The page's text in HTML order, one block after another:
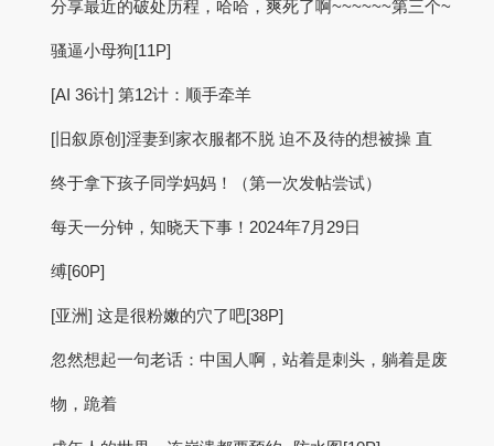
分享最近的破处历程，哈哈，爽死了啊~~~~~~第三个~
骚逼小母狗[11P]
[AI 36计] 第12计：顺手牵羊
[旧叙原创]淫妻到家衣服都不脱 迫不及待的想被操 直
终于拿下孩子同学妈妈！（第一次发帖尝试）
每天一分钟，知晓天下事！2024年7月29日
缚[60P]
[亚洲] 这是很粉嫩的穴了吧[38P]
忽然想起一句老话：中国人啊，站着是刺头，躺着是废
物，跪着